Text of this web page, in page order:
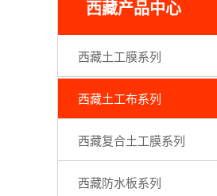
西藏产品中心
西藏土工膜系列
西藏土工布系列
西藏复合土工膜系列
西藏防水板系列